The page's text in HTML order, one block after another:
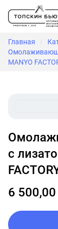
Главная /
MANYO
Омолаживающий ампульный мист
с
6 500,00